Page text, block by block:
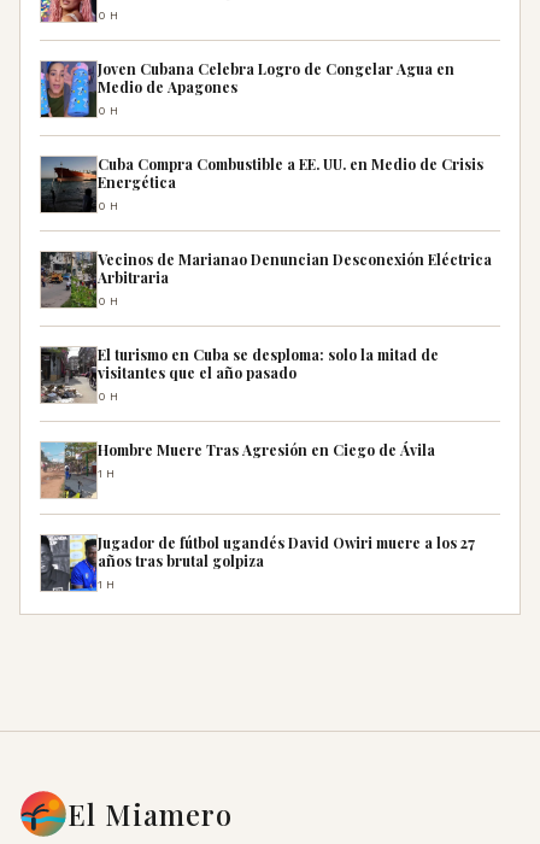
0H
Joven Cubana Celebra Logro de Congelar Agua en
Medio de Apagones
0H
Cuba Compra Combustible a EE. UU. en Medio de Crisis
Energética
0H
Vecinos de Marianao Denuncian Desconexión Eléctrica
Arbitraria
0H
El turismo en Cuba se desploma: solo la mitad de
visitantes que el año pasado
0H
Hombre Muere Tras Agresión en Ciego de Ávila
1H
Jugador de fútbol ugandés David Owiri muere a los 27
años tras brutal golpiza
1H
El Miamero